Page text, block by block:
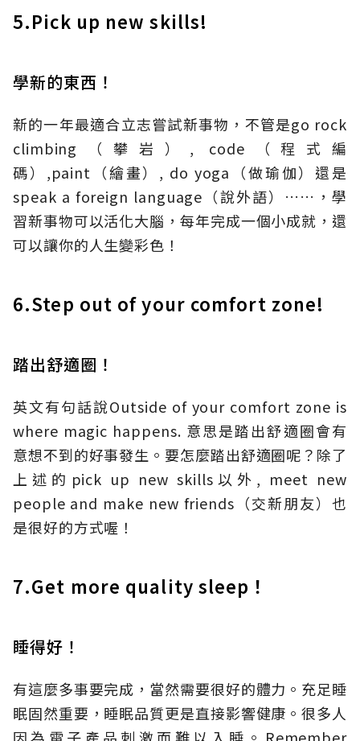
5.Pick up new skills!
學新的東西！
新的一年最適合立志嘗試新事物，不管是go rock
climbing（攀岩）, code（程式編
碼）,paint（繪畫）, do yoga（做瑜伽）還是
speak a foreign language（說外語）……，學
習新事物可以活化大腦，每年完成一個小成就，還
可以讓你的人生變彩色！
6.Step out of your comfort zone!
踏出舒適圈！
英文有句話說Outside of your comfort zone is
where magic happens. 意思是踏出舒適圈會有
意想不到的好事發生。要怎麼踏出舒適圈呢？除了
上述的pick up new skills以外, meet new
people and make new friends（交新朋友）也
是很好的方式喔！
7.Get more quality sleep！
睡得好！
有這麼多事要完成，當然需要很好的體力。充足睡
眠固然重要，睡眠品質更是直接影響健康。很多人